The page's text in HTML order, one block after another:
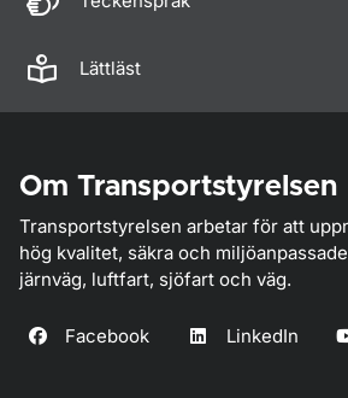
Lättläst
Om Transportstyrelsen
Transportstyrelsen arbetar för att
hög kvalitet, säkra och
järnväg, luftfart, sjöfart och väg.
Facebook LinkedIn